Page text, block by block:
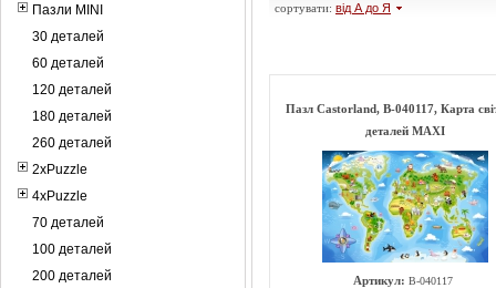
Пазли MINI
30 деталей
60 деталей
120 деталей
180 деталей
260 деталей
2xPuzzle
4xPuzzle
70 деталей
100 деталей
200 деталей
сортувати: від А до Я
Пазл Castorland, B-040117, Карта
деталей MAXI
Артикул: B-040117